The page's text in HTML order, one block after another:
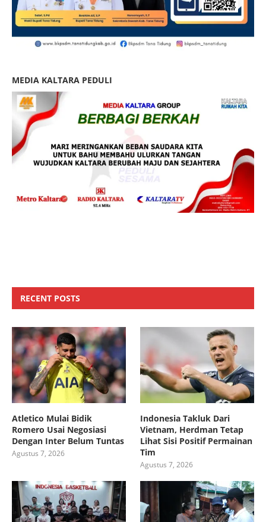
MEDIA KALTARA PEDULI
RECENT POSTS
Atletico Mulai Bidik
Romero Usai Negosiasi
Dengan Inter Belum Tuntas
Agustus 7, 2026
Indonesia Takluk Dari
Vietnam, Herdman Tetap
Lihat Sisi Positif Permainan
Tim
Agustus 7, 2026